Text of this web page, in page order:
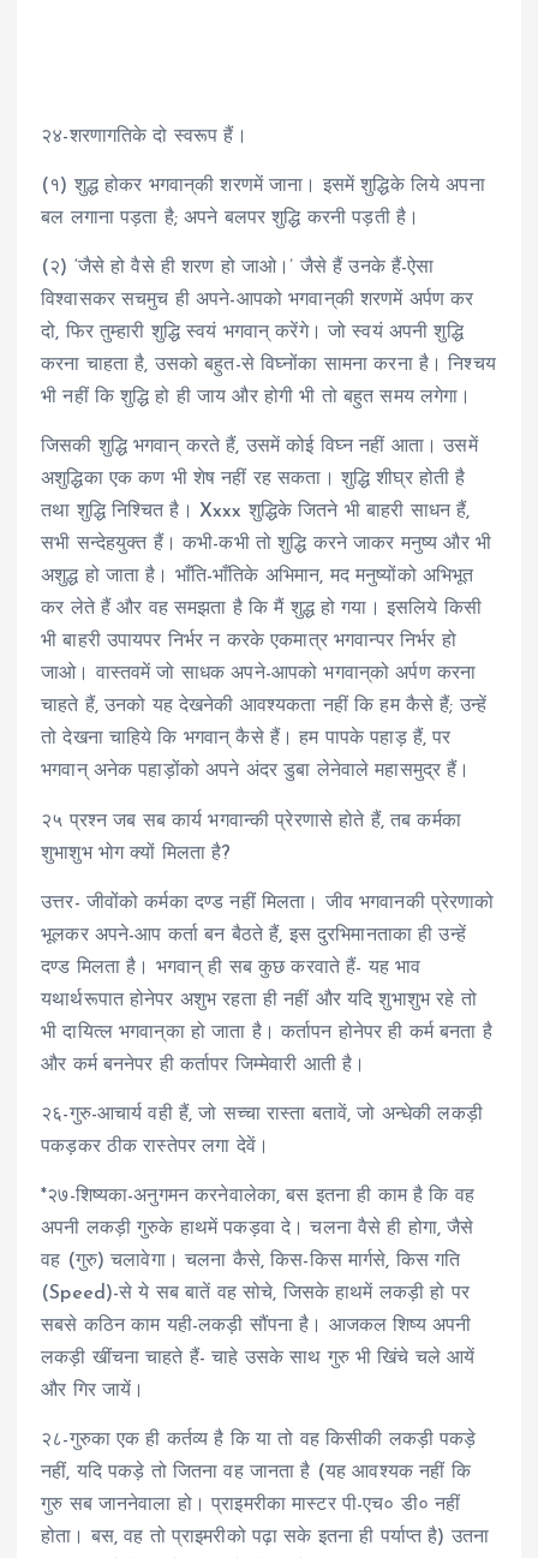
२४-शरणागतिके दो स्वरूप हैं।
(१) शुद्ध होकर भगवान्‌की शरणमें जाना। इसमें शुद्धिके लिये अपना
बल लगाना पड़ता है; अपने बलपर शुद्धि करनी पड़ती है।
(२) ‘जैसे हो वैसे ही शरण हो जाओ।’ जैसे हैं उनके हैं-ऐसा
विश्वासकर सचमुच ही अपने-आपको भगवान्‌की शरणमें अर्पण कर
दो, फिर तुम्हारी शुद्धि स्वयं भगवान् करेंगे। जो स्वयं अपनी शुद्धि
करना चाहता है, उसको बहुत-से विघ्नोंका सामना करना है। निश्चय
भी नहीं कि शुद्धि हो ही जाय और होगी भी तो बहुत समय लगेगा।
जिसकी शुद्धि भगवान् करते हैं, उसमें कोई विघ्न नहीं आता। उसमें
अशुद्धिका एक कण भी शेष नहीं रह सकता। शुद्धि शीघ्र होती है
तथा शुद्धि निश्चित है। Xxxx शुद्धिके जितने भी बाहरी साधन हैं,
सभी सन्देहयुक्त हैं। कभी-कभी तो शुद्धि करने जाकर मनुष्य और भी
अशुद्ध हो जाता है। भाँति-भाँतिके अभिमान, मद मनुष्योंको अभिभूत
कर लेते हैं और वह समझता है कि मैं शुद्ध हो गया। इसलिये किसी
भी बाहरी उपायपर निर्भर न करके एकमात्र भगवान्पर निर्भर हो
जाओ। वास्तवमें जो साधक अपने-आपको भगवान्‌को अर्पण करना
चाहते हैं, उनको यह देखनेकी आवश्यकता नहीं कि हम कैसे हैं; उन्हें
तो देखना चाहिये कि भगवान् कैसे हैं। हम पापके पहाड़ हैं, पर
भगवान् अनेक पहाड़ोंको अपने अंदर डुबा लेनेवाले महासमुद्र हैं।
२५ प्रश्न जब सब कार्य भगवान्की प्रेरणासे होते हैं, तब कर्मका
शुभाशुभ भोग क्यों मिलता है?
उत्तर- जीवोंको कर्मका दण्ड नहीं मिलता। जीव भगवानकी प्रेरणाको
भूलकर अपने-आप कर्ता बन बैठते हैं, इस दुरभिमानताका ही उन्हें
दण्ड मिलता है। भगवान् ही सब कुछ करवाते हैं- यह भाव
यथार्थरूपात होनेपर अशुभ रहता ही नहीं और यदि शुभाशुभ रहे तो
भी दायित्ल भगवान्‌का हो जाता है। कर्तापन होनेपर ही कर्म बनता है
और कर्म बननेपर ही कर्तापर जिम्मेवारी आती है।
२६-गुरु-आचार्य वही हैं, जो सच्चा रास्ता बतावें, जो अन्धेकी लकड़ी
पकड़कर ठीक रास्तेपर लगा देवें।
*२७-शिष्यका-अनुगमन करनेवालेका, बस इतना ही काम है कि वह
अपनी लकड़ी गुरुके हाथमें पकड़वा दे। चलना वैसे ही होगा, जैसे
वह (गुरु) चलावेगा। चलना कैसे, किस-किस मार्गसे, किस गति
(Speed)-से ये सब बातें वह सोचे, जिसके हाथमें लकड़ी हो पर
सबसे कठिन काम यही-लकड़ी सौंपना है। आजकल शिष्य अपनी
लकड़ी खींचना चाहते हैं- चाहे उसके साथ गुरु भी खिंचे चले आयें
और गिर जायें।
२८-गुरुका एक ही कर्तव्य है कि या तो वह किसीकी लकड़ी पकड़े
नहीं, यदि पकड़े तो जितना वह जानता है (यह आवश्यक नहीं कि
गुरु सब जाननेवाला हो। प्राइमरीका मास्टर पी-एच० डी० नहीं
होता। बस, वह तो प्राइमरीको पढ़ा सके इतना ही पर्याप्त है) उतना